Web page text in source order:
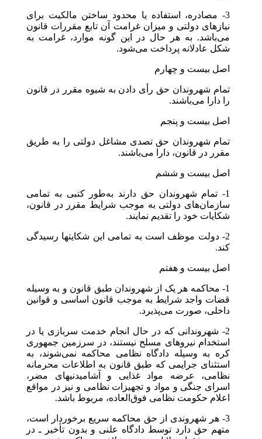
3- مصادره، استفاده یا محدود ساختن مالکیت برای
نیازهای دولتی و میزان غرامت آن تابع مقررات قانون
می‌باشد. به هر حال در این گونه موارد، غرامت به
شکل عادلانه پرداخت می‌شود.
اصل بیست و چهارم
تمام شهروندان حق رأی دادن به شیوه مقرر در قانون
را دارا می‌باشند.
اصل بیست و پنجم
تمام شهروندان حق تصدی مشاغل دولتی را به طریق
مقرر در قانون، دارا می‌باشند.
اصل بیست و ششم
1- تمام شهروندان حق دارند به‌طور کتبی به تمامی
سازمان‌های دولتی به موجب شرایط مقرر در قانون،
شکایات خود را تقدیم نمایند.
2- دولت موظف است به تمامی این شکایتها رسیدگی
کند.
اصل بیست و هفتم
1- محاکمه هر یک از شهروندان طبق قانون و به وسیله
قضات واجد شرایط به موجب قانون اساسی و قوانین
داخلی، صورت می‌پذیرد.
2- شهروندانی که در حال انجام خدمت سربازی یا در
استخدام نیروهای مسلح نیستند، در سرزمین جمهوری
کره به وسیله دادگاه نظامی محاکمه نمی‌شوند، به
استثنای جرایمی که طبق قانون به اطلاعات محرمانه
نظامی، عرضه مواد غذایی و آشامیدنیهای مضر،
اسرای جنگی و مواد و تجهیزات نظامی و نیز در مواقع
اعلام حکومت نظامی فوق‌العاده، مربوط باشد.
3- هر شهروندی از حق محاکمه سریع برخوردار است،
متهم حق دارد توسط دادگاه علنی و بدون تأخیر ـ در